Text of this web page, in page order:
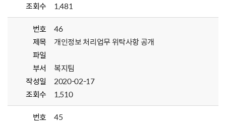
조회수
1,481
번호
46
제목
개인정보 처리업무 위탁사항 공개
파일
부서
복지팀
작성일
2020-02-17
조회수
1,510
번호
45